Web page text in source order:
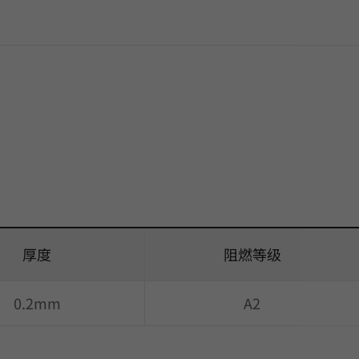
厚度 阻燃等级
0.2mm A2